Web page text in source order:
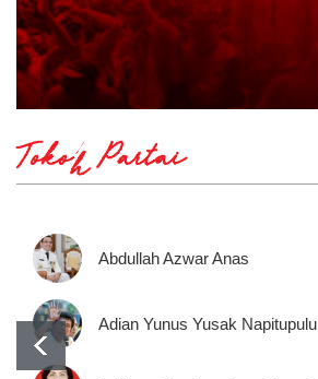
Tokoh Partai
Abdullah Azwar Anas
Adian Yunus Yusak Napitupulu